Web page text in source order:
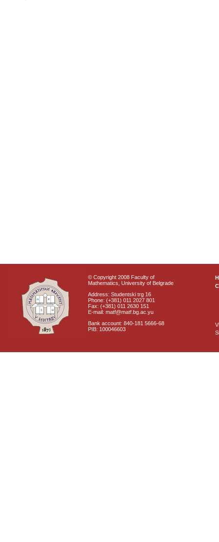
© Copyright 2008 Faculty of
Mathematics, University of Belgrade
Address: Studentski trg 16
Phone: (+381) 011 2027 801
Fax: (+381) 011 2630 151
E-mail: matf@matf.bg.ac.yu
Bank account: 840-181 5666-68
PIB: 100046603